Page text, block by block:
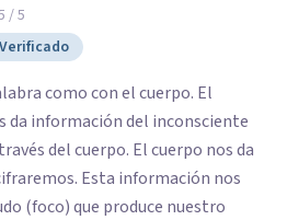
/ 5
Verificado
como con el cuerpo. El
da información del inconsciente
del cuerpo. El cuerpo nos da
Esta información nos
(foco) que produce nuestro